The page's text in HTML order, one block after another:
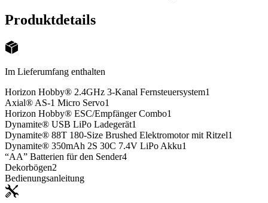
Produktdetails
Im Lieferumfang enthalten
Horizon Hobby® 2.4GHz 3-Kanal Fernsteuersystem1
Axial® AS-1 Micro Servo1
Horizon Hobby® ESC/Empfänger Combo1
Dynamite® USB LiPo Ladegerät1
Dynamite® 88T 180-Size Brushed Elektromotor mit Ritzel1
Dynamite® 350mAh 2S 30C 7.4V LiPo Akku1
“AA” Batterien für den Sender4
Dekorbögen2
Bedienungsanleitung